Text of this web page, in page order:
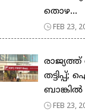
തൊഴ...
FEB 23,
രാജ്യത്ത്
ബാങ്കിൽ
FEB 23,